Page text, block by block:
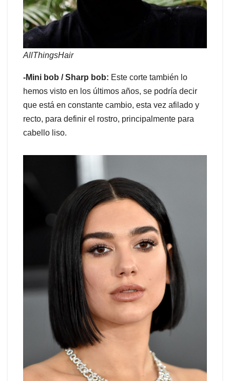
AllThingsHair
-Mini bob / Sharp bob: Este corte también lo
hemos visto en los últimos años, se podría decir
que está en constante cambio, esta vez afilado y
recto, para definir el rostro, principalmente para
cabello liso.